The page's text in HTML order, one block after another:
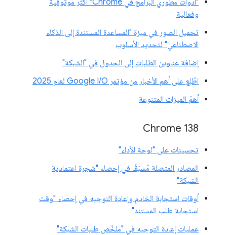
"أدوات مطوّري البرامج في Chrome" أكثر موثوقية
وفعالية
تحميل الصور في ميزة "المساعدة المستندة إلى الذكاء
الاصطناعي" لتحديد الأسلوب
إضافة عناوين الطلبات إلى الجدول في "الشبكة"
اطّلِع على أهم الأخبار من مؤتمر Google I/O لعام 2025
أهمّ الميزات المتنوعة
‫Chrome 138
تحسينات على "لوحة الأداء"
المصادر المتصلة مُسبَقًا في إحصاء "شجرة اعتمادية
الشبكة"
أوقات استجابة الخادم وإعادة التوجيه في إحصاء "وقت
استجابة طلب المستند"
عمليات إعادة التوجيه في "ملخّص طلبات الشبكة"